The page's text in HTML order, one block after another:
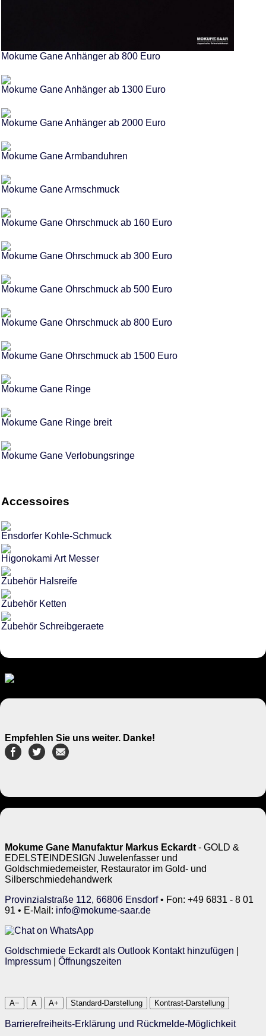
Mokume Gane Anhänger ab 800 Euro
Mokume Gane Anhänger ab 1300 Euro
Mokume Gane Anhänger ab 2000 Euro
Mokume Gane Armbanduhren
Mokume Gane Armschmuck
Mokume Gane Ohrschmuck ab 160 Euro
Mokume Gane Ohrschmuck ab 300 Euro
Mokume Gane Ohrschmuck ab 500 Euro
Mokume Gane Ohrschmuck ab 800 Euro
Mokume Gane Ohrschmuck ab 1500 Euro
Mokume Gane Ringe
Mokume Gane Ringe breit
Mokume Gane Verlobungsringe
Accessoires
Ensdorfer Kohle-Schmuck
Higonokami Art Messer
Zubehör Halsreife
Zubehör Ketten
Zubehör Schreibgeraete
Empfehlen Sie uns weiter. Danke!
Mokume Gane Manufaktur Markus Eckardt - GOLD &
EDELSTEINDESIGN Juwelenfasser und
Goldschmiedemeister, Restaurator im Gold- und
Silberschmiedehandwerk
Provinzialstraße 112, 66806 Ensdorf• Fon: +49 6831 - 8 01
91 • E-Mail: info@mokume-saar.de
Goldschmiede Eckardt als Outlook Kontakt hinzufügen
Impressum
Öffnungszeiten
A− A A+ Standard-Darstellung Kontrast-Darstellung
Barrierefreiheits-Erklärung und Rückmelde-Möglichkeit